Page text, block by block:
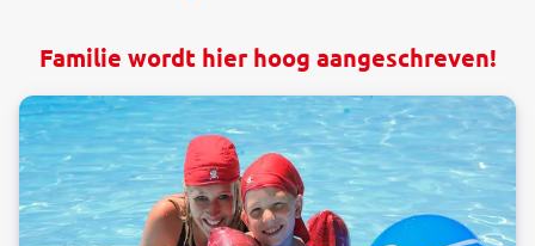
Familie wordt hier hoog aangeschreven!